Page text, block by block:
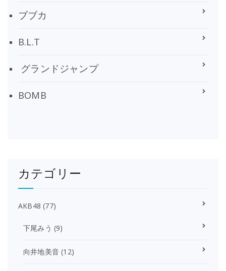
ブブカ
B.L.T
グランドジャンプ
BOMB
カテゴリー
AKB48 (77)
下尾みう (9)
向井地美音 (12)